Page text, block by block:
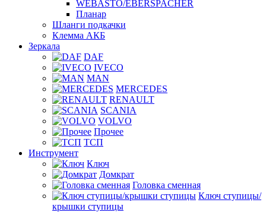
WEBASTO/EBERSPACHER
Планар
Шланги подкачки
Клемма АКБ
Зеркала
DAF
IVECO
MAN
MERCEDES
RENAULT
SCANIA
VOLVO
Прочее
ТСП
Инструмент
Ключ
Домкрат
Головка сменная
Ключ ступицы/
крышки ступицы